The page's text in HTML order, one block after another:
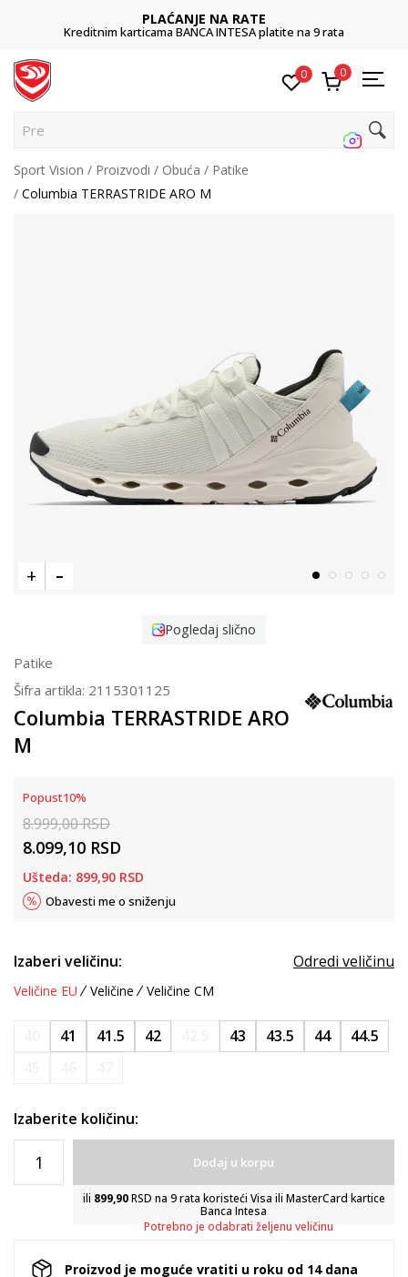
PLAĆANJE NA RATE
Kreditnim karticama BANCA INTESA platite na 9 rata
0 0
Pretr
Sport Vision Proizvodi Obuća
Patike
Columbia TERRASTRIDE ARO M
Pogledaj slično
Patike
Šifra artikla: 2115301125
Columbia TERRASTRIDE ARO
M
Popust10%
8.999,00RSD
8.099,10 RSD
Ušteda: 899,90 RSD
Obavesti me o sniženju
Izaberi veličinu: Odredi veličinu
Veličine EU Veličine Veličine CM
41 41.5 42 43 43.5 44
44.5
Izaberite količinu:
Dodaj u korpu
ili 899,90RSD na 9 rata koristeći Visa ili MasterCard kartice
Banca Intesa
Potrebno je odabrati željenu veličinu
Proizvod je moguće vratiti u roku od 14 dana